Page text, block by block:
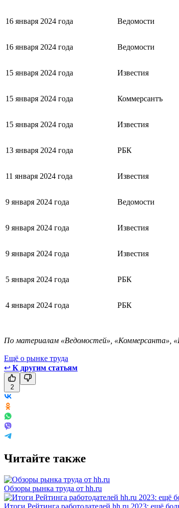
16 января 2024 года Ведомости
16 января 2024 года Ведомости
15 января 2024 года Известия
15 января 2024 года Коммерсантъ
15 января 2024 года Известия
13 января 2024 года РБК
11 января 2024 года Известия
9 января 2024 года Ведомости
9 января 2024 года Известия
9 января 2024 года Известия
5 января 2024 года РБК
4 января 2024 года РБК
По материалам «Ведомостей», «Коммерсанта»,
Ещё о рынке труда
↩ К другим статьям
2
Читайте также
Обзоры рынка труда от hh.ru
Итоги Рейтинга работодателей hh.ru 2023: ещё